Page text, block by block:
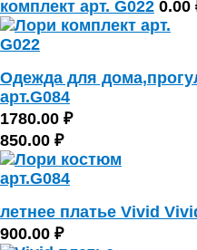
комплект арт. G022 0.00
Одежда для
арт.G084
1780.00 ₽
850.00 ₽
летнее платье Vivid
900.00 ₽